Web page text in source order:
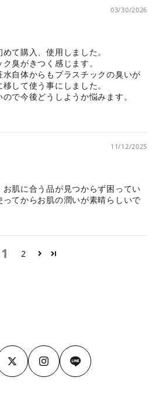
03/30/2026
て購入、使用しました。
臭がきつく感じます。
自体からもプラスチックの臭いが
して使う事にしました。
で今後どうしようか悩みます。
11/12/2025
肌に合う品が見つからず困ってい
てからお肌の潤いが素晴らしいで
1 2